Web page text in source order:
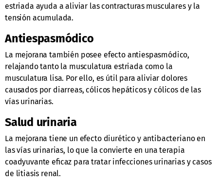
estriada ayuda a aliviar las contracturas musculares y la
tensión acumulada.
Antiespasmódico
La mejorana también posee efecto antiespasmódico,
relajando tanto la musculatura estriada como la
musculatura lisa. Por ello, es útil para aliviar dolores
causados por diarreas, cólicos hepáticos y cólicos de las
vías urinarias.
Salud urinaria
La mejorana tiene un efecto diurético y antibacteriano en
las vías urinarias, lo que la convierte en una terapia
coadyuvante eficaz para tratar infecciones urinarias y casos
de litiasis renal.